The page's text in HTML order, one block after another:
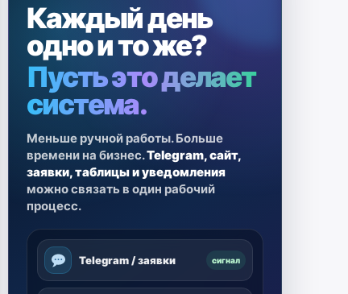
Каждый день
одно и то же?
Пусть это делает
система.
Меньше ручной работы. Больше
времени на бизнес.Telegram, сайт,
заявки, таблицы и уведомления
можно связать в один рабочий
процесс.
Telegram / заявки сигнал